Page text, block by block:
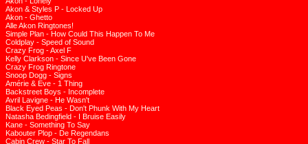
Akon & Styles P - Locked Up
Akon - Ghetto
Alle Akon Ringtones!
Simple Plan - How Could This Happen To Me
Coldplay - Speed of Sound
Crazy Frog - Axel F
Kelly Clarkson - Since U've Been Gone
Crazy Frog Ringtone
Snoop Dogg - Signs
Amérie & Eve - 1 Thing
Backstreet Boys - Incomplete
Avril Lavigne - He Wasn't
Black Eyed Peas - Don't Phunk With My Heart
Natasha Bedingfield - I Bruise Easily
Kane - Something To Say
Kabouter Plop - De Regendans
Cabin Crew - Star To Fall